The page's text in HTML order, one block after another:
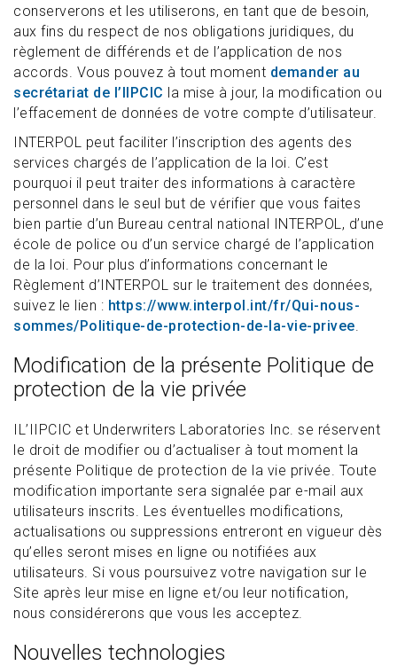
conserverons et les utiliserons, en tant que de besoin,
aux fins du respect de nos obligations juridiques, du
règlement de différends et de l’application de nos
accords. Vous pouvez à tout moment demander au
secrétariat de l’IIPCIC la mise à jour, la modification ou
l’effacement de données de votre compte d’utilisateur.
INTERPOL peut faciliter l’inscription des agents des
services chargés de l’application de la loi. C’est
pourquoi il peut traiter des informations à caractère
personnel dans le seul but de vérifier que vous faites
bien partie d’un Bureau central national INTERPOL, d’une
école de police ou d’un service chargé de l’application
de la loi. Pour plus d’informations concernant le
Règlement d’INTERPOL sur le traitement des données,
suivez le lien : https://www.interpol.int/fr/Qui-nous-
sommes/Politique-de-protection-de-la-vie-privee
Modification de la présente Politique de
protection de la vie privée
IL’IIPCIC et Underwriters Laboratories Inc. se réservent
le droit de modifier ou d’actualiser à tout moment la
présente Politique de protection de la vie privée. Toute
modification importante sera signalée par e-mail aux
utilisateurs inscrits. Les éventuelles modifications,
actualisations ou suppressions entreront en vigueur dès
qu’elles seront mises en ligne ou notifiées aux
utilisateurs. Si vous poursuivez votre navigation sur le
Site après leur mise en ligne et/ou leur notification,
nous considérerons que vous les acceptez.
Nouvelles technologies